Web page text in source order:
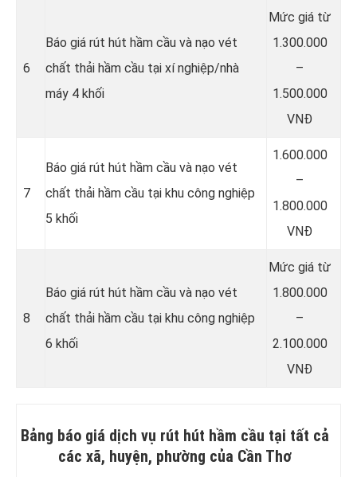
6
Báo giá rút hút hầm cầu và nạo vét
chất thải hầm cầu tại xí nghiệp/nhà
máy 4 khối
Mức giá từ
1.300.000
–
1.500.000
VNĐ
7
Báo giá rút hút hầm cầu và nạo vét
chất thải hầm cầu tại khu công nghiệp
5 khối
1.600.000
–
1.800.000
VNĐ
8
Báo giá rút hút hầm cầu và nạo vét
chất thải hầm cầu tại khu công nghiệp
6 khối
Mức giá từ
1.800.000
–
2.100.000
VNĐ
Bảng báo giá dịch vụ rút hút hầm cầu tại tất cả
các xã, huyện, phường của Cần Thơ